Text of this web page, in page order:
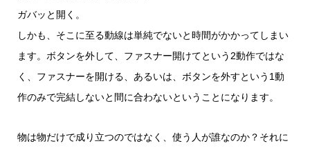
ガバッと開く。
しかも、そこに至る動線は単純でないと時間がかかってしまい
ます。ボタンを外して、ファスナー開けてという2動作ではな
く、ファスナーを開ける、あるいは、ボタンを外すという1動
作のみで完結しないと間に合わないということになります。
物は物だけで成り立つのではなく、使う人が誰なのか？それに